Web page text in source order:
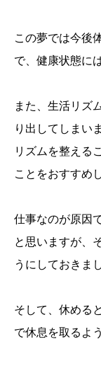
この夢では今後
で、健康状態に
また、生活リズ
り出してしまい
リズムを整える
ことをおすすめ
仕事なのが原因
と思いますが、
うにしておきま
そして、休める
で休息を取るよ